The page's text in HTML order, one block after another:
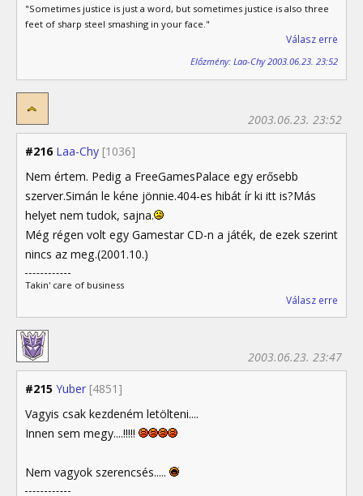
"Sometimes justice is just a word, but sometimes justice is also three
feet of sharp steel smashing in your face."
Válasz erre
Előzmény: Laa-Chy 2003.06.23. 23:52
#216 Laa-Chy [1036]
2003.06.23. 23:52
Nem értem. Pedig a FreeGamesPalace egy erősebb
szerver.Simán le kéne jönnie.404-es hibát ír ki itt is?Más
helyet nem tudok, sajna.
Még régen volt egy Gamestar CD-n a játék, de ezek szerint
nincs az meg.(2001.10.)
Takin' care of business
Válasz erre
#215 Yuber [4851]
2003.06.23. 23:47
Vagyis csak kezdeném letölteni....
Innen sem megy....!!!!!
Nem vagyok szerencsés.....